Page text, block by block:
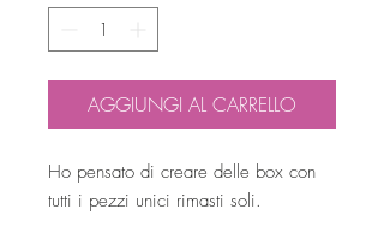
AGGIUNGI AL CARRELLO
Ho pensato di creare delle box con
tutti i pezzi unici rimasti soli.